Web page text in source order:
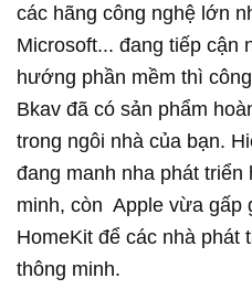
các hãng công nghệ lớn
Microsoft... đang tiếp cận
hướng phần mềm thì
Bkav đã có sản phẩm
trong ngôi nhà của bạn.
đang manh nha phát triển
minh, còn Apple vừa gấp
HomeKit để các nhà phát
thông minh.